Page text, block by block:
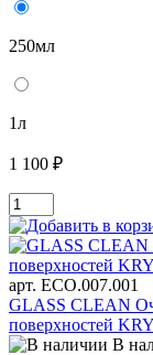
250мл
1л
1 100 ₽
арт. ECO.007.001
GLASS CLEAN
поверхностей
В